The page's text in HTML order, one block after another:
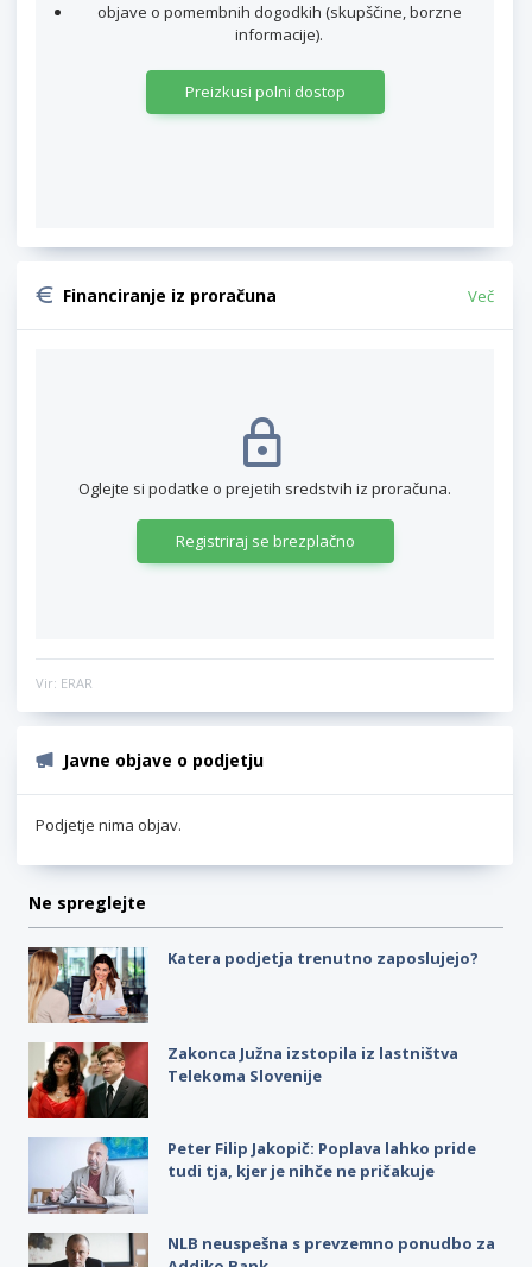
objave o pomembnih dogodkih (skupščine, borzne
informacije).
Preizkusi polni dostop
Financiranje iz proračuna Več
Oglejte si podatke o prejetih sredstvih iz proračuna.
Registriraj se brezplačno
Vir: ERAR
Javne objave o podjetju
Podjetje nima objav.
Ne spreglejte
Katera podjetja trenutno zaposlujejo?
Zakonca Južna izstopila iz lastništva
Telekoma Slovenije
Peter Filip Jakopič: Poplava lahko pride
tudi tja, kjer je nihče ne pričakuje
NLB neuspešna s prevzemno ponudbo za